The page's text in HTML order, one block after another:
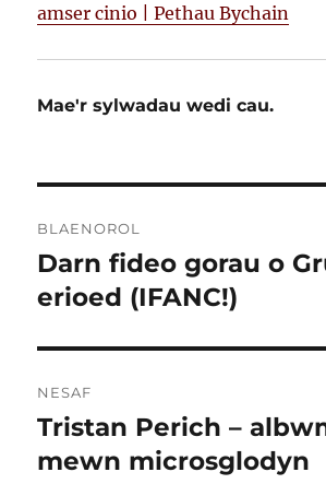
amser cinio | Pethau Bychain
Mae'r sylwadau wedi cau.
cofnod
BLAENOROL
Cofnod
blaenorol:
Darn fideo gorau o
erioed (IFANC!)
NESAF
Cofnod
nesaf:
Tristan Perich –
mewn microsglodyn